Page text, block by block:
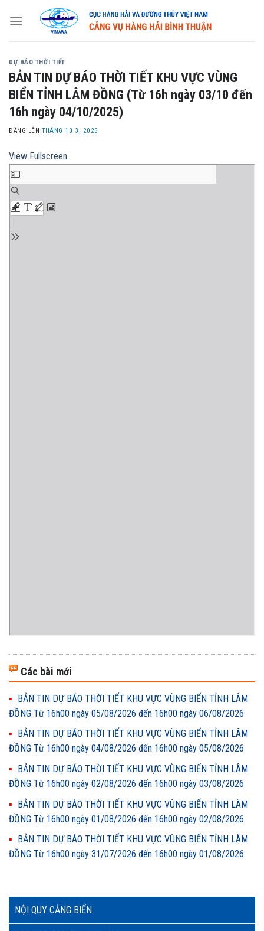
NỘI QUY CẢNG BIỂN
DỰ BÁO THỜI TIẾT
BẢN TIN DỰ BÁO THỜI TIẾT KHU VỰC VÙNG
BIỂN TỈNH LÂM ĐỒNG (Từ 16h ngày 03/10 đến
16h ngày 04/10/2025)
ĐĂNG LÊNTHÁNG 10 3, 2025
View Fullscreen
Các bài mới
BẢN TIN DỰ BÁO THỜI TIẾT KHU VỰC VÙNG BIỂN TỈNH LÂM
ĐỒNG Từ 16h00 ngày 05/08/2026 đến 16h00 ngày 06/08/2026
BẢN TIN DỰ BÁO THỜI TIẾT KHU VỰC VÙNG BIỂN TỈNH LÂM
ĐỒNG Từ 16h00 ngày 04/08/2026 đến 16h00 ngày 05/08/2026
BẢN TIN DỰ BÁO THỜI TIẾT KHU VỰC VÙNG BIỂN TỈNH LÂM
ĐỒNG Từ 16h00 ngày 02/08/2026 đến 16h00 ngày 03/08/2026
BẢN TIN DỰ BÁO THỜI TIẾT KHU VỰC VÙNG BIỂN TỈNH LÂM
ĐỒNG Từ 16h00 ngày 01/08/2026 đến 16h00 ngày 02/08/2026
BẢN TIN DỰ BÁO THỜI TIẾT KHU VỰC VÙNG BIỂN TỈNH LÂM
ĐỒNG Từ 16h00 ngày 31/07/2026 đến 16h00 ngày 01/08/2026